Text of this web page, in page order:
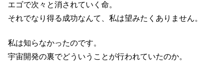
エゴで次々と消されていく命。
それでなり得る成功なんて、私は望みたくありません。
私は知らなかったのです。
宇宙開発の裏でどういうことが行われていたのか。